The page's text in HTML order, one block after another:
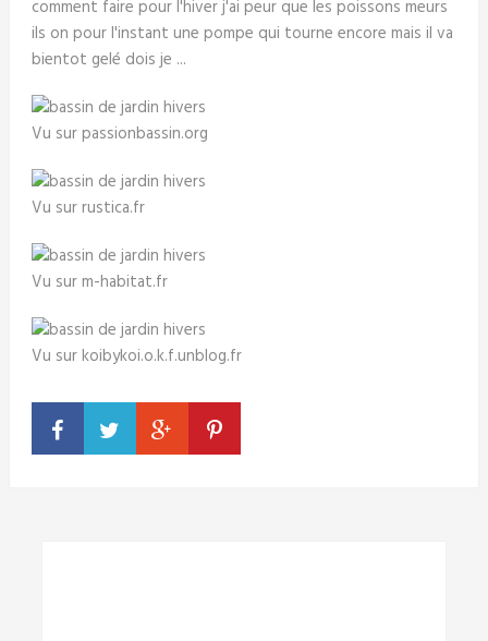
comment faire pour l'hiver j'ai peur que les poissons meurs
ils on pour l'instant une pompe qui tourne encore mais il va
bientot gelé dois je ...
Vu sur passionbassin.org
Vu sur rustica.fr
Vu sur m-habitat.fr
Vu sur koibykoi.o.k.f.unblog.fr